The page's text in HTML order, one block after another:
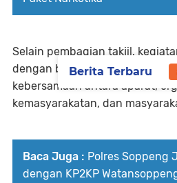
Selain pembagian takjil,
dengan buka puasa bersama
kebersamaan antara aparat,
kemasyarakatan, dan
Baca Juga : Polres Soppeng
dengan KP2KP
Berita Terbaru